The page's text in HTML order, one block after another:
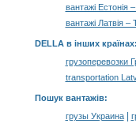
вантажі Естонія
вантажі Латвія –
DELLA в інших країнах:
грузоперевозки
transportation
Пошук вантажів:
грузы Украина|